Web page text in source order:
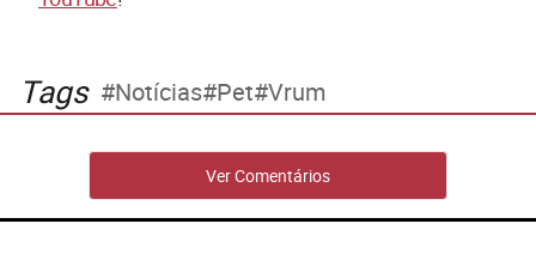
Tags Notícias Pet Vrum
Ver Comentários